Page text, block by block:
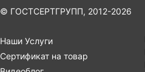
© ГОСТСЕРТГРУПП, 2012-2026
Наши Услуги
Сертификат на товар